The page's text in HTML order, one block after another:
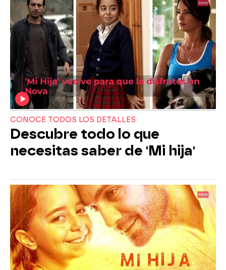
CONOCE TODOS LOS DETALLES
Descubre todo lo que
necesitas saber de 'Mi hija'